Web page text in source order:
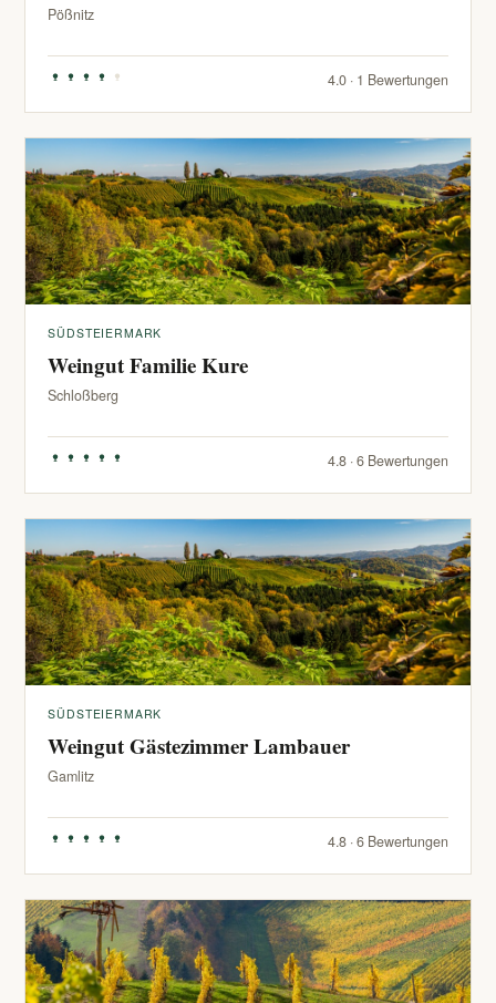
Pößnitz
4.0 · 1 Bewertungen
SÜDSTEIERMARK
Weingut Familie Kure
Schloßberg
4.8 · 6 Bewertungen
SÜDSTEIERMARK
Weingut Gästezimmer Lambauer
Gamlitz
4.8 · 6 Bewertungen